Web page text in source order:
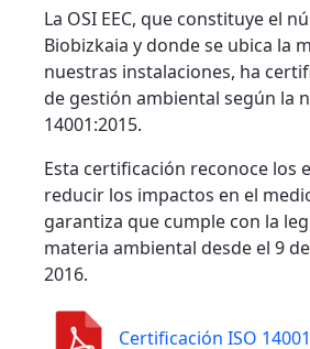
La OSI EEC, que constituye el
Biobizkaia y donde se ubica la
nuestras instalaciones, ha
de gestión ambiental según la
14001:2015.
Esta certificación reconoce los
reducir los impactos en el
garantiza que cumple con la
materia ambiental desde el 9
2016.
Certificación ISO 14001